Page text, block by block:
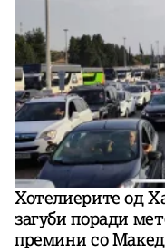
Хотелиерите од
загуби поради
премини со